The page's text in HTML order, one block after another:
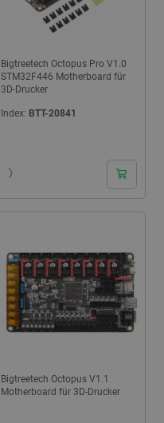
Bigtreetech Octopus Pro V1.0
STM32F446 Motherboard für
3D-Drucker
Index: BTT-20841
Bigtreetech Octopus V1.1
Motherboard für 3D-Drucker